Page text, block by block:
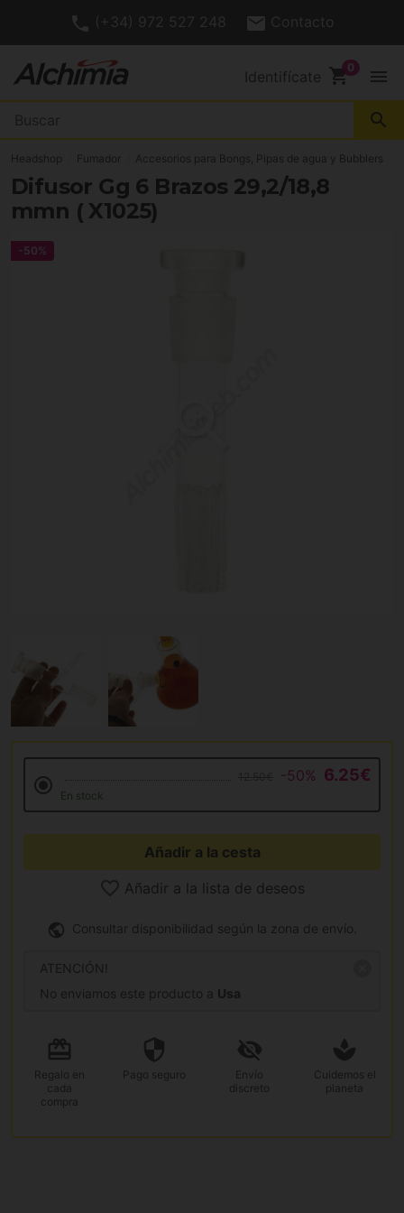
(+34) 972 527 248 Contacto
Identifícate shopping_cart menu
search
Headshop Fumador Accesorios para Bongs, Pipas de agua y Bubblers
Difusor Gg 6 Brazos 29,2/18,8
mmn ( X1025)
-50%
-50% 6.25€
En stock
Añadir a la cesta
Añadir a la lista de deseos
Consultar disponibilidad según la zona de envío.
ATENCIÓN!
No enviamos este producto a Usa
Regalo en
cada
compra
Pago seguro
Envío
discreto
Cuidemos el
planeta